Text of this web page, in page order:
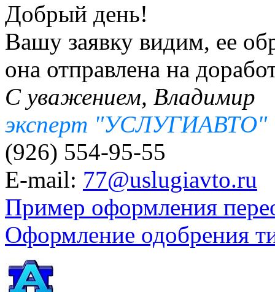
Добрый день!
Вашу заявку видим, ее
она отправлена на
С уважением, Владимир
эксперт "УСЛУГИАВТО"
(926) 554-95-55
E-mail: 77@uslugiavto.ru
Пример оформления
Оформление одобрения